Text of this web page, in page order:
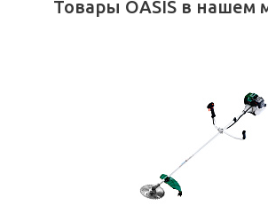
Товары OASIS в нашем